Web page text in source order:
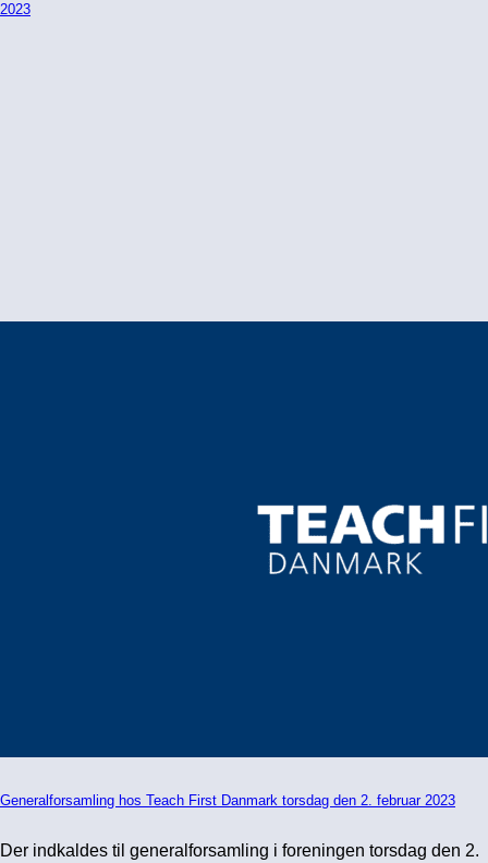
2023
Generalforsamling hos Teach First Danmark torsdag den 2. februar 2023
Der indkaldes til generalforsamling i foreningen torsdag den 2.